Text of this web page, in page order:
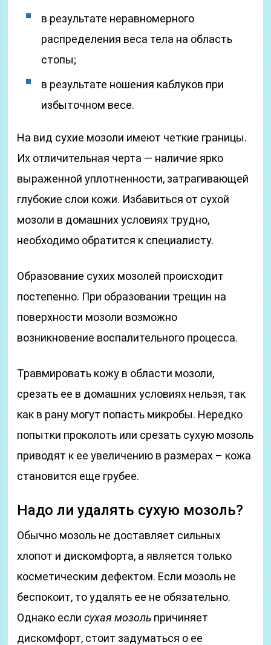
в результате неравномерного
распределения веса тела на область
стопы;
в результате ношения каблуков при
избыточном весе.
На вид сухие мозоли имеют четкие границы.
Их отличительная черта — наличие ярко
выраженной уплотненности, затрагивающей
глубокие слои кожи. Избавиться от сухой
мозоли в домашних условиях трудно,
необходимо обратится к специалисту.
Образование сухих мозолей происходит
постепенно. При образовании трещин на
поверхности мозоли возможно
возникновение воспалительного процесса.
Травмировать кожу в области мозоли,
срезать ее в домашних условиях нельзя, так
как в рану могут попасть микробы. Нередко
попытки проколоть или срезать сухую мозоль
приводят к ее увеличению в размерах – кожа
становится еще грубее.
Надо ли удалять сухую мозоль?
Обычно мозоль не доставляет сильных
хлопот и дискомфорта, а является только
косметическим дефектом. Если мозоль не
беспокоит, то удалять ее не обязательно.
Однако еслисухая мозоль причиняет
дискомфорт, стоит задуматься о ее